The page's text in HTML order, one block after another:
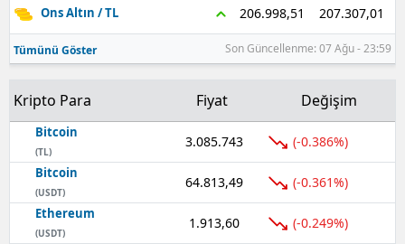
Samsun
Siirt
Sinop
Sivas
Tekirdağ
Tokat
Ons Altın / TL 206.998,51 207.307,01
Tümünü Göster Son Güncellenme: 07 Ağu - 23:59
Kripto Para Fiyat Değişim
Bitcoin
(TL)
3.085.743 (-0.386%)
Bitcoin
(USDT)
64.813,49 (-0.361%)
Ethereum
(USDT)
1.913,60 (-0.249%)